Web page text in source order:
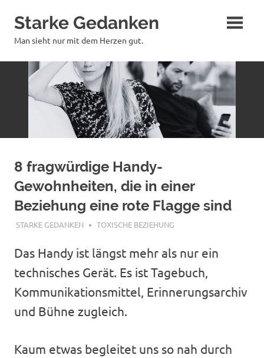
Inhalt
springen
Starke Gedanken
Man sieht nur mit dem Herzen gut.
8 fragwürdige Handy-
Gewohnheiten, die in einer
Beziehung eine rote Flagge sind
SEPTEMBER 18, 2025
STARKE GEDANKEN TOXISCHE BEZIEHUNG
Das Handy ist längst mehr als nur ein
technisches Gerät. Es ist Tagebuch,
Kommunikationsmittel, Erinnerungsarchiv
und Bühne zugleich.
Kaum etwas begleitet uns so nah durch